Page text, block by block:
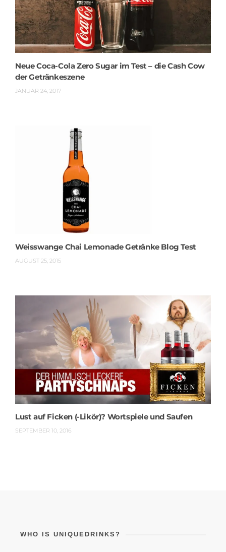
Neue Coca-Cola Zero Sugar im Test – die Cash Cow
der Getränkeszene
JANUAR 24, 2017
Weisswange Chai Lemonade Getränke Blog Test
AUGUST 25, 2015
Lust auf Ficken (-Likör)? Wortspiele und Saufen
SEPTEMBER 10, 2016
WHO IS UNIQUEDRINKS?